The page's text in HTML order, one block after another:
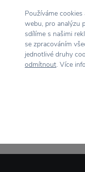
puntíky a obrázky
"Eat up little one“.
jídla udělat
nachystat na
není vhodný do
Používáme
webu, pro analýzu
sdílíme s našimi
se zpracováním
jednotlivé druhy
odmítnout. Více